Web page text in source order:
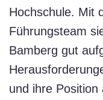
Hochschule. Mit
Führungsteam
Bamberg gut
und ihre